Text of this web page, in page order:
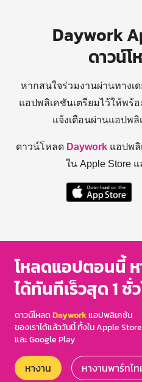
Daywork
ดาวน์
หากสนใจร่วมงานผ่านทางเ
แอปพลิเคชันเตรียมไว้ให้พร้อ
แจ้งเตือนผ่านแอปพ
ดาวน์โหลด Daywork แอปพลิ
ใน Apple Store
โหลดแอปตอนนี้ ห
ได้ทันทีเร็วสุด 1 ชั่
ดาวน์โหลดDayworkแอปพลิเคชัน
ของเราได้แล้ววันนี้ ทั้งใน Apple Store
และ Google Play
หางาน หางานพาร์ทไ